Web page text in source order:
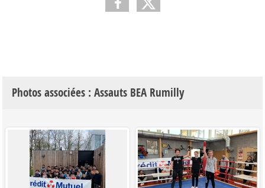
Photos associées : Assauts BEA Rumilly